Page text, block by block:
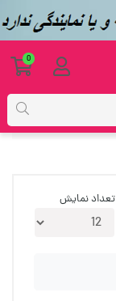
تعداد نمایش
0